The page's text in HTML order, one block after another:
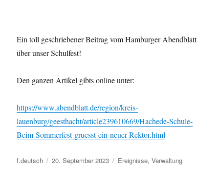
Ein toll geschriebener Beitrag vom Hamburger Abendblatt
über unser Schulfest!
Den ganzen Artikel gibts online unter:
https://www.abendblatt.de/region/kreis-
lauenburg/geesthacht/article239610669/Hachede-Schule-
Beim-Sommerfest-gruesst-ein-neuer-Rektor.html
Autor
f.deutsch
Veröffentlicht
20. September 2023 Kategorien
Ereignisse,Verwaltung